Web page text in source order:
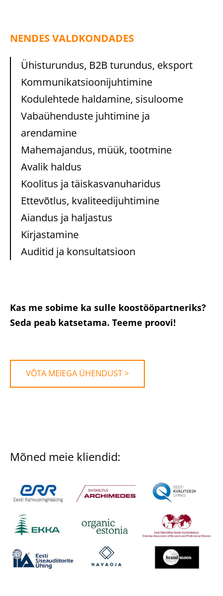
NENDES VALDKONDADES
Ühisturundus, B2B turundus, eksport
Kommunikatsioonijuhtimine
Kodulehtede haldamine, sisuloome
Vabaühenduste juhtimine ja
arendamine
Mahemajandus, müük, tootmine
Avalik haldus
Koolitus ja täiskasvanuharidus
Ettevõtlus, kvaliteedijuhtimine
Aiandus ja haljastus
Kirjastamine
Auditid ja konsultatsioon
Kas me sobime ka sulle koostööpartneriks?
Seda peab katsetama. Teeme proovi!
VÕTA MEIEGA ÜHENDUST >
Mõned meie kliendid: